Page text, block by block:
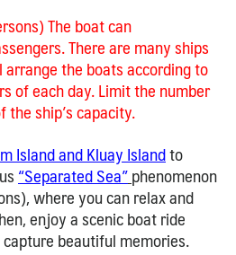
The boat can
There are many ships
the boats according to
of each day. Limit the number
ship’s capacity.
Island and Kluay Islandto
“Separated Sea”phenomenon
where you can relax and
enjoy a scenic boat ride
beautiful memories.